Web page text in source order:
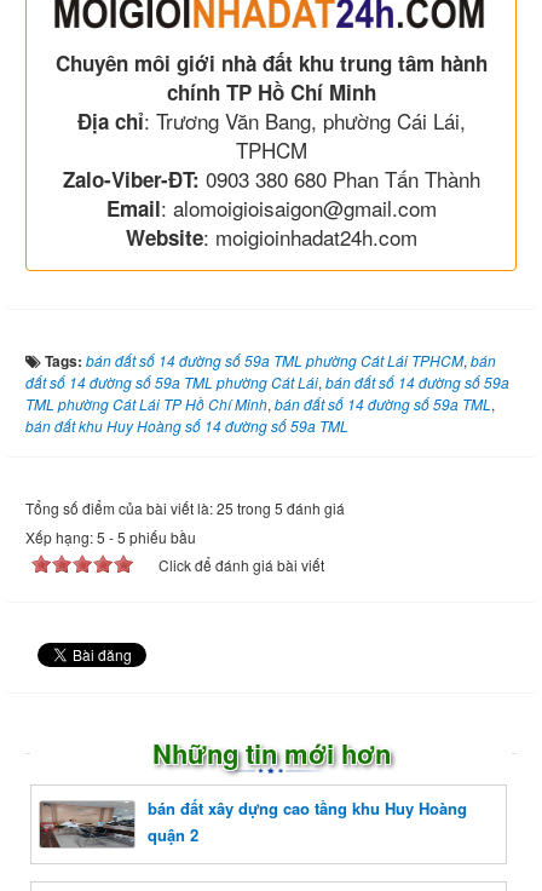
Chuyên môi giới nhà đất khu trung tâm hành
chính TP Hồ Chí Minh
Địa chỉ: Trương Văn Bang, phường Cái Lái,
TPHCM
Zalo-Viber-ĐT: 0903 380 680 Phan Tấn Thành
Email: alomoigioisaigon@gmail.com
Website: moigioinhadat24h.com
Tags: bán đất số 14 đường số 59a TML phường Cát Lái TPHCM, bán
đất số 14 đường số 59a TML phường Cát Lái, bán đất số 14 đường số 59a
TML phường Cát Lái TP Hồ Chí Minh, bán đất số 14 đường số 59a TML ,
bán đất khu Huy Hoàng số 14 đường số 59a TML
Tổng số điểm của bài viết là: 25 trong 5 đánh giá
Xếp hạng:5 -5 phiếu bầu
Click để đánh giá bài viết
Những tin mới hơn
bán đất xây dựng cao tầng khu Huy Hoàng
quận 2